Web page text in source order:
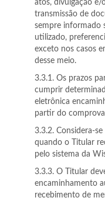
atos, divulgação e/
transmissão de
sempre informado
utilizado,
exceto nos casos
desse meio.
3.3.1. Os prazos
cumprir
eletrônica
partir do
3.3.2. Considera-
quando o Titular
pelo sistema da
3.3.3. O Titular
encaminhamento
recebimento de